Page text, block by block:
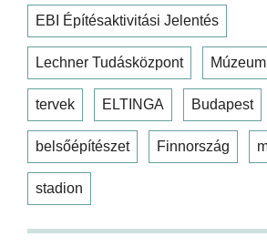
EBI Építésaktivitási Jelentés
Lechner Tudásközpont Múzeum
tervek ELTINGA Budapest
belsőépítészet Finnország
stadion